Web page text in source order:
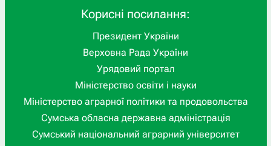
Корисні посилання:
Президент України
Верховна Рада України
Урядовий портал
Міністерство освіти і науки
Міністерство аграрної політики та продовольства
Сумська обласна державна адміністрація
Сумський національний аграрний університет